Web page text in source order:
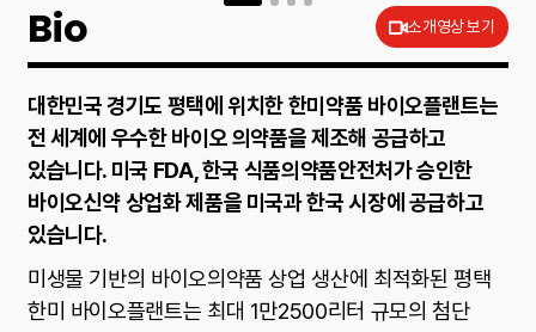
Bio 소개영상 보기
대한민국 경기도 평택에 위치한 한미약품 바이오플랜트는
전 세계에 우수한 바이오 의약품을 제조해 공급하고
있습니다. 미국 FDA, 한국 식품의약품안전처가 승인한
바이오신약 상업화 제품을 미국과 한국 시장에 공급하고
있습니다.
미생물 기반의 바이오의약품 상업 생산에 최적화된 평택
한미 바이오플랜트는 최대 1만2500리터 규모의 첨단